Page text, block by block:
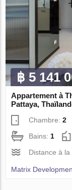
฿ 5 141
Appartement à
Pattaya,
Chambre:2
Bains: 1
Distance à
Matrix